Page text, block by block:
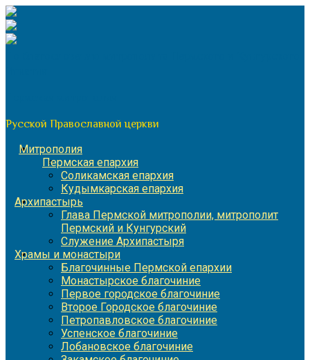
Перейти
к
содержимому
Русской Православной церкви
Митрополия
Пермская епархия
Соликамская епархия
Кудымкарская епархия
Архипастырь
Глава Пермской митрополии, митрополит
Пермский и Кунгурский
Служение Архипастыря
Храмы и монастыри
Благочинные Пермской епархии
Монастырское благочиние
Первое городское благочиние
Второе Городское благочиние
Петропавловское благочиние
Успенское благочиние
Лобановское благочиние